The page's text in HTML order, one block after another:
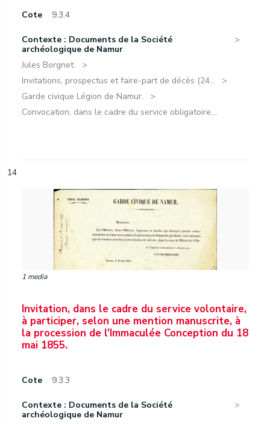
Cote 9.3.4
Contexte : Documents de la Société
archéologique de Namur
Jules Borgnet.
Invitations, prospectus et faire-part de décès (24...
Garde civique Légion de Namur.
Convocation, dans le cadre du service obligatoire,...
14
1 media
Invitation, dans le cadre du service volontaire,
à participer, selon une mention manuscrite, à
la procession de l'Immaculée Conception du 18
mai 1855.
Cote 9.3.3
Contexte : Documents de la Société
archéologique de Namur